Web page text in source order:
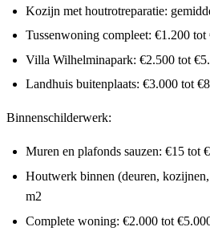
Kozijn met houtrotreparatie:
Tussenwoning compleet: €1.200 tot
Villa Wilhelminapark: €2.500 tot
Landhuis buitenplaats: €3.000 tot
Binnenschilderwerk:
Muren en plafonds sauzen: €15 tot
Houtwerk binnen (deuren,
m2
Complete woning: €2.000 tot